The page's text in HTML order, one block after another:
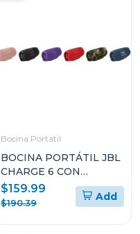
Bocina Portatil
BOCINA PORTÁTIL JBL
CHARGE 6 CON
BLUETOOTH
RESISTENTE AL AGUA Y
$159.99
$190.39
Add